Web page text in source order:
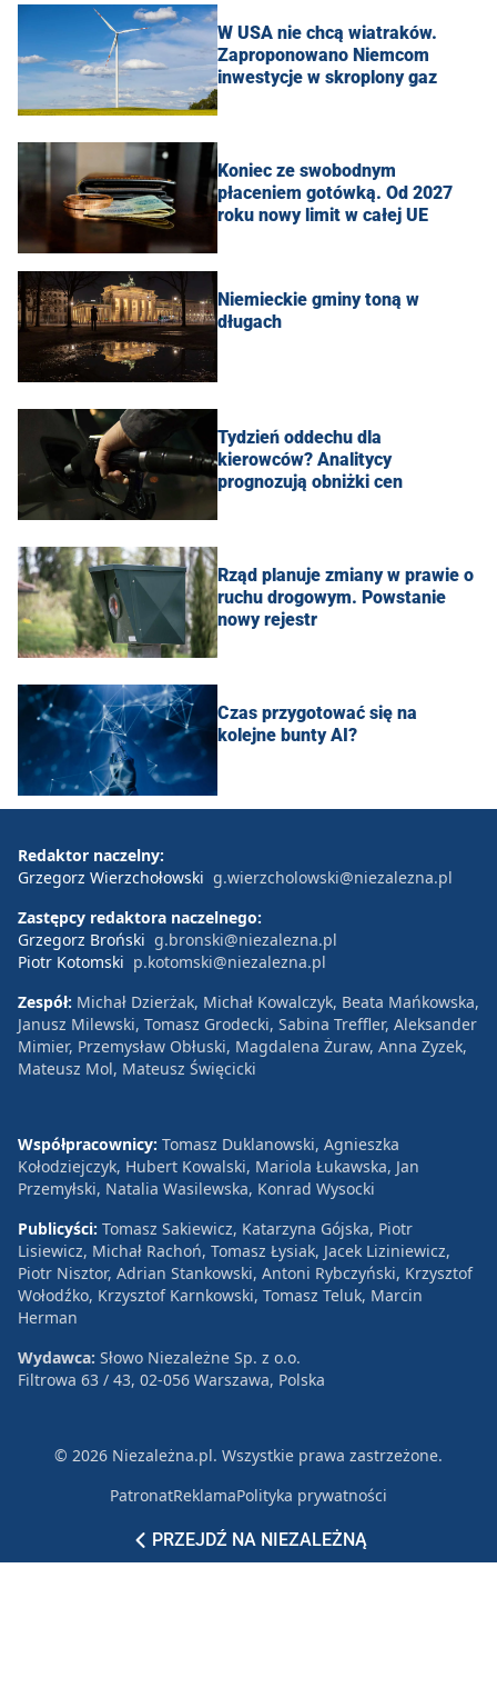
W USA nie chcą wiatraków.
Zaproponowano Niemcom
inwestycje w skroplony gaz
Koniec ze swobodnym
płaceniem gotówką. Od 2027
roku nowy limit w całej UE
Niemieckie gminy toną w
długach
Tydzień oddechu dla
kierowców? Analitycy
prognozują obniżki cen
Rząd planuje zmiany w prawie o
ruchu drogowym. Powstanie
nowy rejestr
Czas przygotować się na
kolejne bunty AI?
PRZEJDŹ NA NIEZALEŻNĄ
Redaktor naczelny:
Grzegorz Wierzchołowski g.wierzcholowski@niezalezna.pl
Zastępcy redaktora naczelnego:
Grzegorz Broński g.bronski@niezalezna.pl
Piotr Kotomski p.kotomski@niezalezna.pl
Zespół: Michał Dzierżak, Michał Kowalczyk, Beata Mańkowska,
Janusz Milewski, Tomasz Grodecki, Sabina Treffler, Aleksander
Mimier, Przemysław Obłuski, Magdalena Żuraw, Anna Zyzek,
Mateusz Mol, Mateusz Święcicki
Współpracownicy: Tomasz Duklanowski, Agnieszka
Kołodziejczyk, Hubert Kowalski, Mariola Łukawska, Jan
Przemyłski, Natalia Wasilewska, Konrad Wysocki
Publicyści: Tomasz Sakiewicz, Katarzyna Gójska, Piotr
Lisiewicz, Michał Rachoń, Tomasz Łysiak, Jacek Liziniewicz,
Piotr Nisztor, Adrian Stankowski, Antoni Rybczyński, Krzysztof
Wołodźko, Krzysztof Karnkowski, Tomasz Teluk, Marcin
Herman
Wydawca: Słowo Niezależne Sp. z o.o.
Filtrowa 63 / 43, 02-056 Warszawa, Polska
© 2026 Niezależna.pl. Wszystkie prawa zastrzeżone.
PatronatReklamaPolityka prywatności